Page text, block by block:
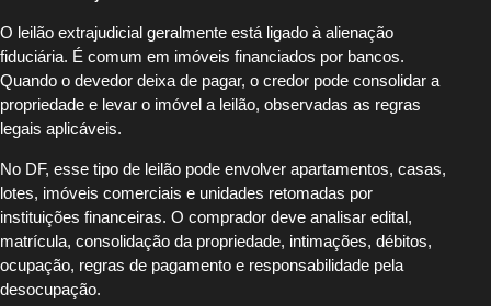
O leilão extrajudicial geralmente está ligado à alienação
fiduciária. É comum em imóveis financiados por bancos.
Quando o devedor deixa de pagar, o credor pode consolidar a
propriedade e levar o imóvel a leilão, observadas as regras
legais aplicáveis.
No DF, esse tipo de leilão pode envolver apartamentos, casas,
lotes, imóveis comerciais e unidades retomadas por
instituições financeiras. O comprador deve analisar edital,
matrícula, consolidação da propriedade, intimações, débitos,
ocupação, regras de pagamento e responsabilidade pela
desocupação.